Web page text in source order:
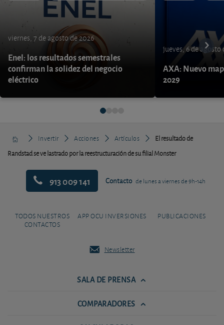
viernes, 7 de agosto de 2026
Enel: los resultados semestrales
confirman la solidez del negocio
eléctrico
jueves, 6 de agosto
AXA: Nuevo
2029
Invertir Acciones Artículos
El resultado de
Randstad se ve lastrado por la reestructuración de su filial Monster
913 009 141 Contacto de lunes a viernes de 9h-14h
TODOS NUESTROS
CONTACTOS
APP OCU INVERSIONES PUBLICACIONES
Newsletter
SALA DE PRENSA
COMPARADORES